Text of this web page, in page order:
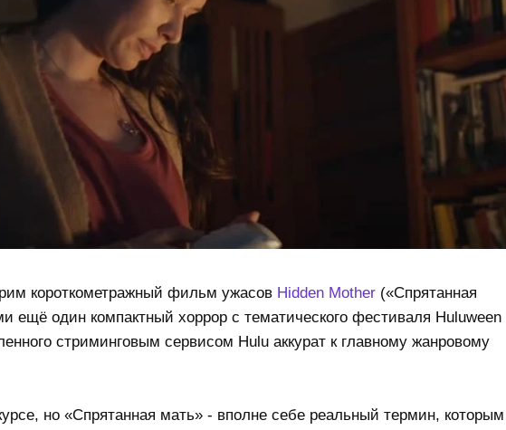
короткометражный фильм ужасов Hidden Mother(«Спрятанная
ещё один компактный хоррор с тематического фестиваля Huluween
стриминговым сервисом Hulu аккурат к главному жанровому
но «Спрятанная мать» - вполне себе реальный термин, которым